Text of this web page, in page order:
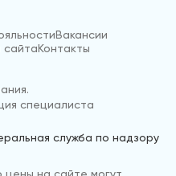
Вакансии
сайтаКонтакты
специалиста
служба по надзору
на сайте могут